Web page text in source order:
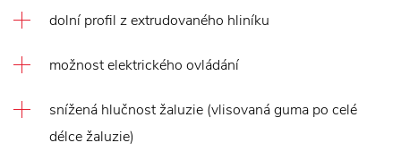
dolní profil z extrudovaného hliníku
možnost elektrického ovládání
snížená hlučnost žaluzie (vlisovaná guma po celé
délce žaluzie)